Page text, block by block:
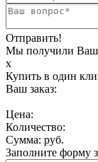
Отправить!
Мы получили
х
Купить в один
Ваш заказ:
Цена:
Количество:
Сумма: руб.
Заполните форму